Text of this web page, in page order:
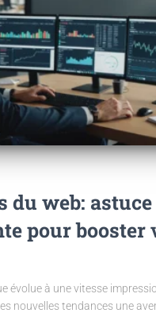
du web: astuce
pour booster
évolue à une vitesse
nouvelles tendances une